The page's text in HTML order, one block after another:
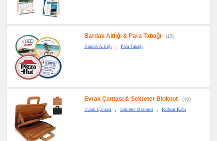
Bardak Altlığı & Para Tabağı
(15)
Bardak Altlığı
, Para Tabağı
Evrak Çantası & Sekreter Bloknot
(40)
Evrak Çantası
, Sekreter Bloknot , Ruhsat Kabı